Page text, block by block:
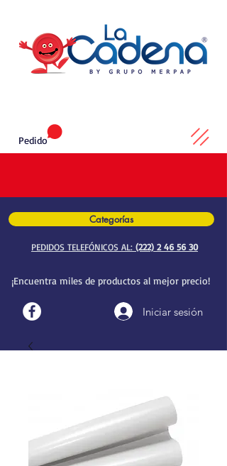
Categorías
PEDIDOS TELEFÓNICOS AL: (222) 2 46 56 30
¡Encuentra miles de productos al mejor precio!
Iniciar sesión
Pedido